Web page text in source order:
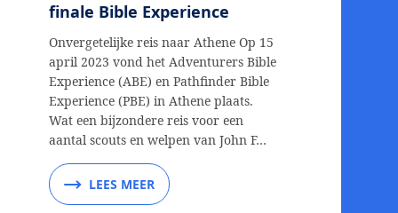
finale Bible Experience
Onvergetelijke reis naar Athene Op 15
april 2023 vond het Adventurers Bible
Experience (ABE) en Pathfinder Bible
Experience (PBE) in Athene plaats.
Wat een bijzondere reis voor een
aantal scouts en welpen van John F…
LEES MEER